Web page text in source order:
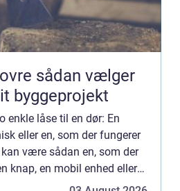
vælger
byggeprojekt
enkle låse til en dør: En
eller en, som der fungerer
være sådan en, som der
knap, en mobil enhed eller
et sted. Så er der den